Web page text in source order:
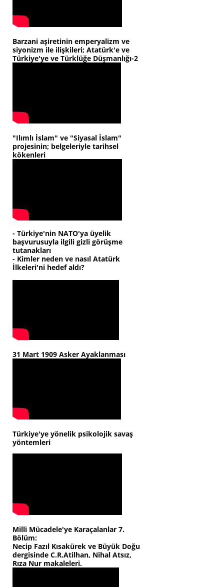
Barzani aşiretinin emperyalizm ve
siyonizm ile ilişkileri; Atatürk'e ve
Türkiye'ye ve Türklüğe Düşmanlığı-2
"Ilımlı İslam" ve "Siyasal İslam"
projesinin; belgeleriyle tarihsel
kökenleri
- Türkiye'nin NATO'ya üyelik
başvurusuyla ilgili gizli görüşme
tutanakları
- Kimler neden ve nasıl Atatürk
İlkeleri'ni hedef aldı?
31 Mart 1909 Asker Ayaklanması
Türkiye'ye yönelik psikolojik savaş
yöntemleri
Milli Mücadele'ye Karaçalanlar 7.
Bölüm:
Necip Fazıl Kısakürek ve Büyük Doğu
dergisinde C.R.Atilhan, Nihal Atsız,
Rıza Nur makaleleri.